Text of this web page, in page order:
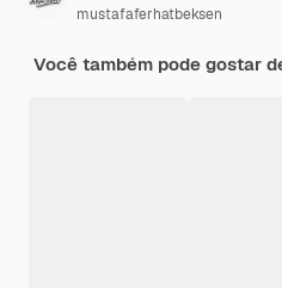
mustafaferhatbeksen
Você também pode gostar